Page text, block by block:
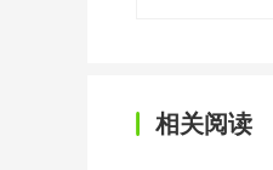
相关阅读